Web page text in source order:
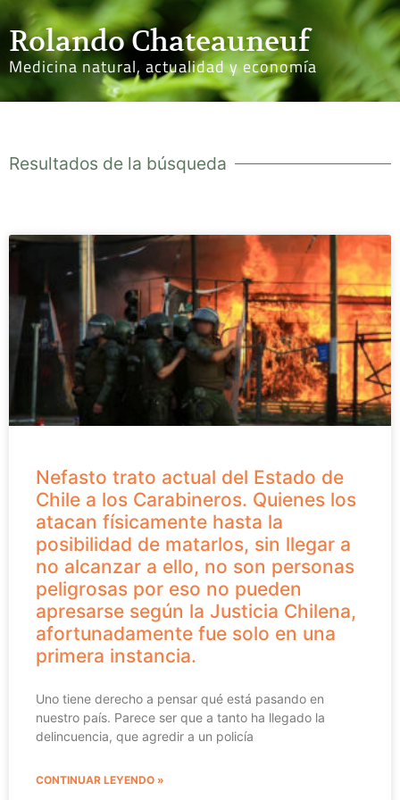
Rolando Chateauneuf
Medicina natural, actualidad y economía
Resultados de la búsqueda
Nefasto trato actual del Estado de
Chile a los Carabineros. Quienes los
atacan físicamente hasta la
posibilidad de matarlos, sin llegar a
no alcanzar a ello, no son personas
peligrosas por eso no pueden
apresarse según la Justicia Chilena,
afortunadamente fue solo en una
primera instancia.
Uno tiene derecho a pensar qué está pasando en
nuestro país. Parece ser que a tanto ha llegado la
delincuencia, que agredir a un policía
CONTINUAR LEYENDO »